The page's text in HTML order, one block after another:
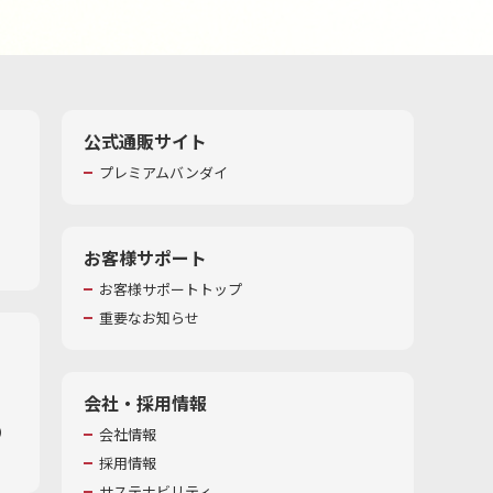
公式通販サイト
プレミアムバンダイ
お客様サポート
お客様サポートトップ
重要なお知らせ
会社・採用情報
会社情報
採用情報